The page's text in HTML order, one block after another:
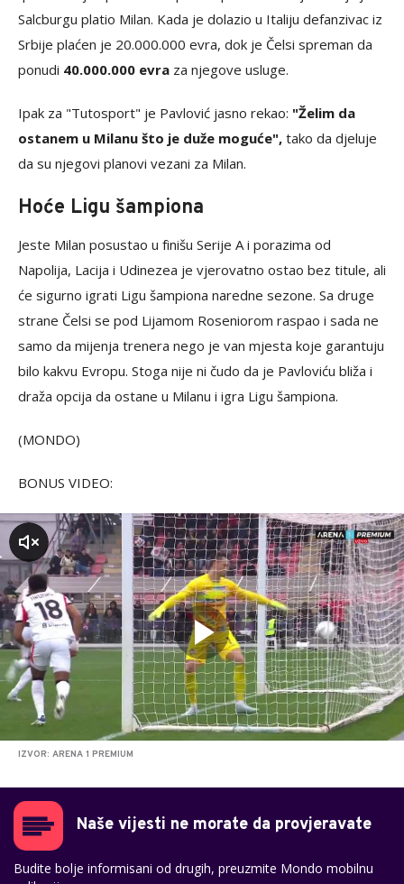
Salcburgu platio Milan. Kada je dolazio u Italiju defanzivac iz
Srbije plaćen je 20.000.000 evra, dok je Čelsi spreman da
ponudi 40.000.000 evra za njegove usluge.
Ipak za "Tutosport" je Pavlović jasno rekao: "Želim da
ostanem u Milanu što je duže moguće", tako da djeluje
da su njegovi planovi vezani za Milan.
Hoće Ligu šampiona
Jeste Milan posustao u finišu Serije A i porazima od
Napolija, Lacija i Udinezea je vjerovatno ostao bez titule, ali
će sigurno igrati Ligu šampiona naredne sezone. Sa druge
strane Čelsi se pod Lijamom Roseniorom raspao i sada ne
samo da mijenja trenera nego je van mjesta koje garantuju
bilo kakvu Evropu. Stoga nije ni čudo da je Pavloviću bliža i
draža opcija da ostane u Milanu i igra Ligu šampiona.
(MONDO)
BONUS VIDEO:
IZVOR: ARENA 1 PREMIUM
Naše vijesti ne morate da provjeravate
Budite bolje informisani od drugih, preuzmite Mondo mobilnu